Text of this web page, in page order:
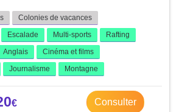
Colonies de vacances
Escalade Multi-sports
Rafting
Anglais
Cinéma et films
Journalisme Montagne
Consulter